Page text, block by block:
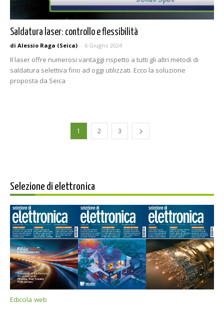
Saldatura laser: controllo e flessibilità
di Alessio Raga (Seica) - 6 Giugno 2024
Il laser offre numerosi vantaggi rispetto a tutti gli altri metodi di
saldatura selettiva fino ad oggi utilizzati. Ecco la soluzione
proposta da Seica
1 2 3
Selezione di elettronica
Edicola web